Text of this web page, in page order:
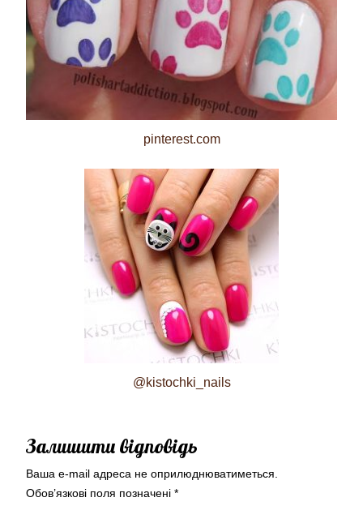
pinterest.com
@kistochki_nails
Залишити відповідь
Ваша e-mail адреса не оприлюднюватиметься.
Обов’язкові поля позначені *